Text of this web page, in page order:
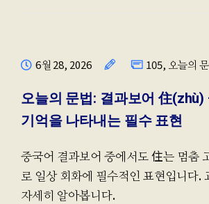
6월 28, 2026 105, 오늘의
오늘의 문법: 결과보어 住(zhù)
기억을 나타내는 필수 표현
중국어 결과보어 중에서도 住는 멈춤
로 일상 회화에 필수적인 표현입니다.
자세히 알아봅니다.